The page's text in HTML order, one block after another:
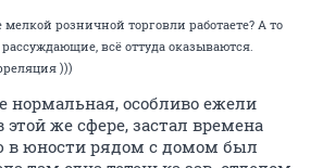
розничной торговли работаете? А то
всё оттуда оказываются.
)))
нормальная, особливо ежели
этой же сфере, застал времена
юности рядом с домом был